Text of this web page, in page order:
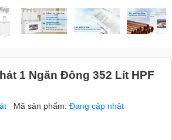
1 Ngăn Đông 352 Lít HPF
Mã sản phẩm: Đang cập nhật